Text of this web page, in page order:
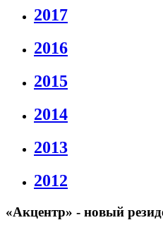
2017
2016
2015
2014
2013
2012
«Акцентр» - новый